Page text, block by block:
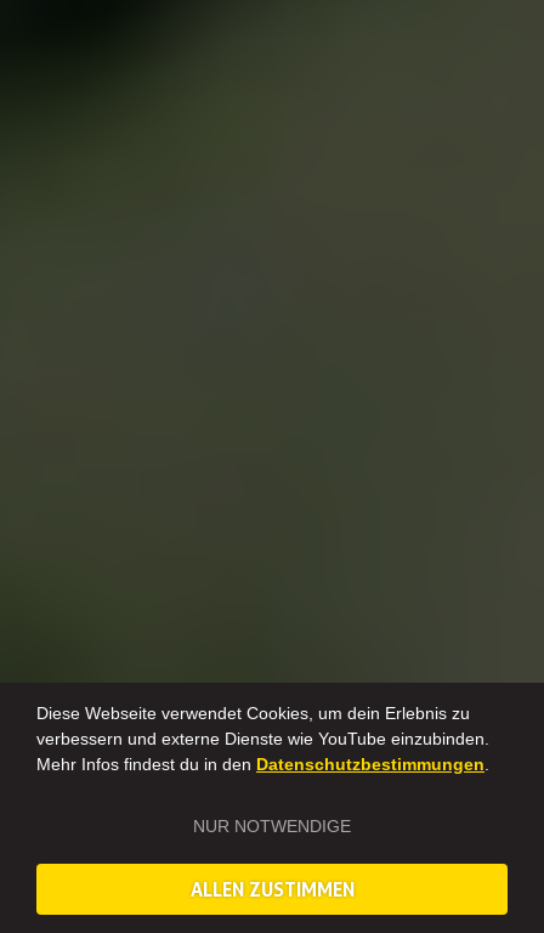
Diese Webseite verwendet Cookies, um dein Erlebnis zu
verbessern und externe Dienste wie YouTube einzubinden.
Mehr Infos findest du in den Datenschutzbestimmungen.
NUR NOTWENDIGE
ALLEN ZUSTIMMEN